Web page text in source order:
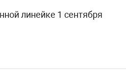
линейке 1 сентября